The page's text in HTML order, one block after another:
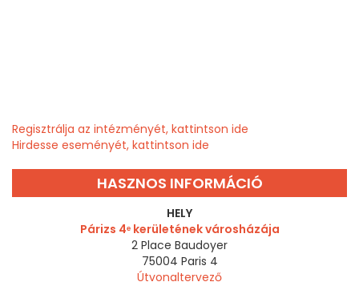
Regisztrálja az intézményét, kattintson ide
Hirdesse eseményét, kattintson ide
HASZNOS INFORMÁCIÓ
HELY
Párizs 4ᵉ kerületének városházája
2 Place Baudoyer
75004 Paris 4
Útvonaltervező